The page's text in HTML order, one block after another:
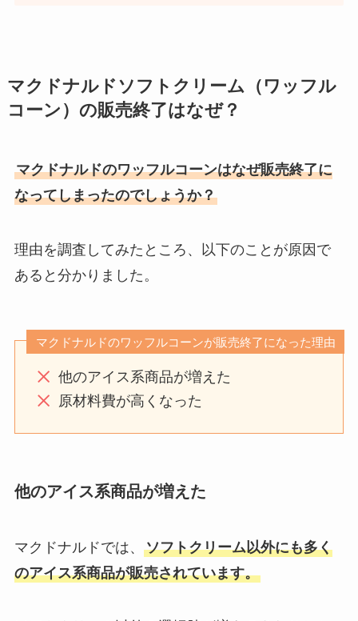
マクドナルドソフトクリーム（ワッフル
コーン）の販売終了はなぜ？
マクドナルドのワッフルコーンはなぜ販売終了に
なってしまったのでしょうか？
理由を調査してみたところ、以下のことが原因で
あると分かりました。
マクドナルドのワッフルコーンが販売終了になった理由
他のアイス系商品が増えた
原材料費が高くなった
他のアイス系商品が増えた
マクドナルドでは、 ソフトクリーム以外にも多く
のアイス系商品が販売されています。